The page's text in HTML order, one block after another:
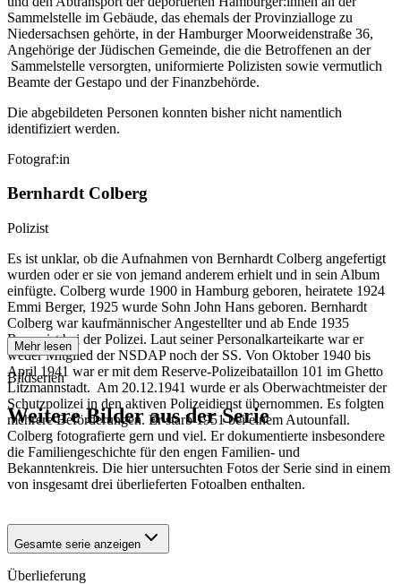
Sammelstelle im Gebäude, das ehemals der Provinzialloge zu
Niedersachsen gehörte, in der Hamburger Moorweidenstraße 36,
Angehörige der Jüdischen Gemeinde, die die Betroffenen an der
Sammelstelle versorgten, uniformierte Polizisten sowie vermutlich
Beamte der Gestapo und der Finanzbehörde.
Die abgebildeten Personen konnten bisher nicht namentlich
identifiziert werden.
Fotograf:in
Bernhardt Colberg
Polizist
Es ist unklar, ob die Aufnahmen von Bernhardt Colberg angefertigt
wurden oder er sie von jemand anderem erhielt und in sein Album
einfügte. Colberg wurde 1900 in Hamburg geboren, heiratete 1924
Emmi Berger, 1925 wurde Sohn John Hans geboren. Bernhardt
Colberg war kaufmännischer Angestellter und ab Ende 1935
Reservist bei der Polizei. Laut seiner Personalkarteikarte war er
weder Mitglied der NSDAP noch der SS. Von Oktober 1940 bis
April 1941 war er mit dem Reserve-Polizeibataillon 101 im Ghetto
Litzmannstadt. Am 20.12.1941 wurde er als Oberwachtmeister der
Schutzpolizei in den aktiven Polizeidienst übernommen. Es folgten
mehrere Beförderungen. Er starb 1951 bei einem Autounfall.
Colberg fotografierte gern und viel. Er dokumentierte insbesondere
die Familiengeschichte für den engen Familien- und
Bekanntenkreis. Die hier untersuchten Fotos der Serie sind in einem
von insgesamt drei überlieferten Fotoalben enthalten.
Mehr lesen
Bildserien
Weitere Bilder aus der Serie
1941 Hamburg
1941 Hamburg
1941 Hamburg
Gesamte serie anzeigen
Überlieferung